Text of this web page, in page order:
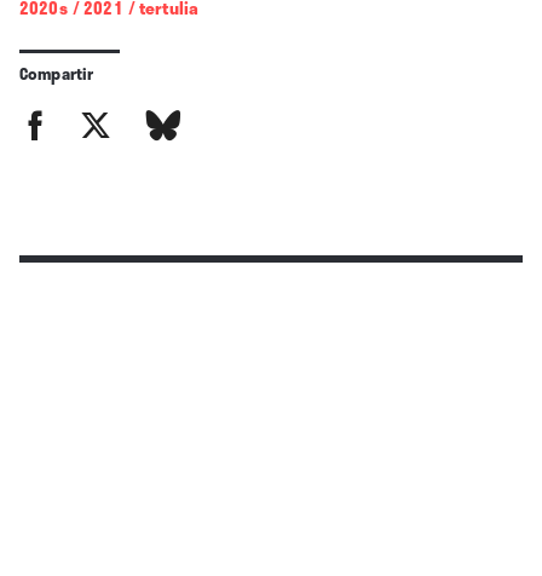
2020s /2021 /tertulia
Compartir